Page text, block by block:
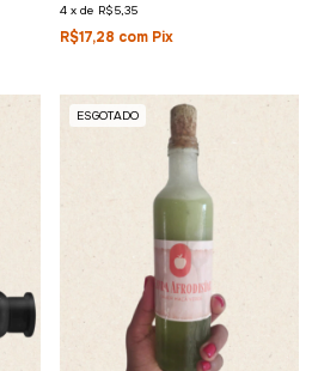
4 x de R$5,35
R$17,28 com Pix
ESGOTADO